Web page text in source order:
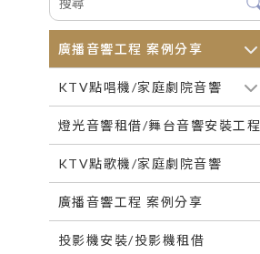
廣播音響工程 案例分享
KTV點唱機/家庭劇院音響
燈光音響租借/舞台音響安裝工程
KTV點歌機/家庭劇院音響
廣播音響工程 案例分享
投影機安裝/投影機租借